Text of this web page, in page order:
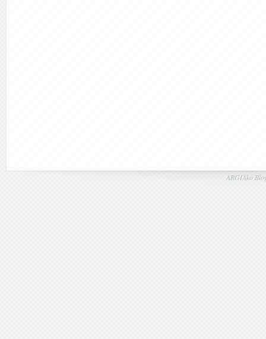
ARGIAko